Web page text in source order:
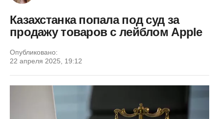
Казахстанка попала под суд за
продажу товаров с лейблом Apple
Опубликовано:
22 апреля 2025, 19:12